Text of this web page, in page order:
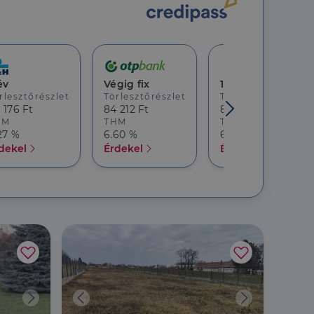
Ft
%
Végig fix
Törlesztőrészlet
84 212 Ft
THM
6.60 %
Érdekel
10 év
Törlesztőrészlet
83 768 Ft
THM
6.82 %
Érdekel
a weboldal
Ez a
hogy a
amelyet a
hogy a
amelyet a
hogy a tárolt